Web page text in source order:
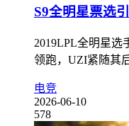
S9全明星票选
2019LPL全明星选
领跑，UZI紧随其
电竞
2026-06-10
578